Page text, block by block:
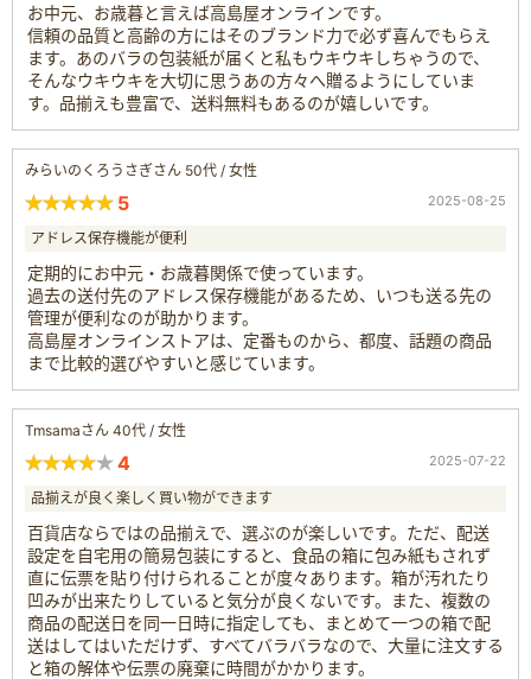
お中元、お歳暮と言えば高島屋オンラインです。
信頼の品質と高齢の方にはそのブランド力で必ず喜んでもらえ
ます。あのバラの包装紙が届くと私もウキウキしちゃうので、
そんなウキウキを大切に思うあの方々へ贈るようにしていま
す。品揃えも豊富で、送料無料もあるのが嬉しいです。
みらいのくろうさぎさん 50代 / 女性
5 2025-08-25
アドレス保存機能が便利
定期的にお中元・お歳暮関係で使っています。
過去の送付先のアドレス保存機能があるため、いつも送る先の
管理が便利なのが助かります。
高島屋オンラインストアは、定番ものから、都度、話題の商品
まで比較的選びやすいと感じています。
Tmsamaさん 40代 / 女性
4 2025-07-22
品揃えが良く楽しく買い物ができます
百貨店ならではの品揃えで、選ぶのが楽しいです。ただ、配送
設定を自宅用の簡易包装にすると、食品の箱に包み紙もされず
直に伝票を貼り付けられることが度々あります。箱が汚れたり
凹みが出来たりしていると気分が良くないです。また、複数の
商品の配送日を同一日時に指定しても、まとめて一つの箱で配
送はしてはいただけず、すべてバラバラなので、大量に注文する
と箱の解体や伝票の廃棄に時間がかかります。